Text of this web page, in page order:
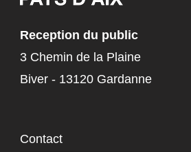
Reception du public
3 Chemin de la Plaine
Biver - 13120 Gardanne
Contact